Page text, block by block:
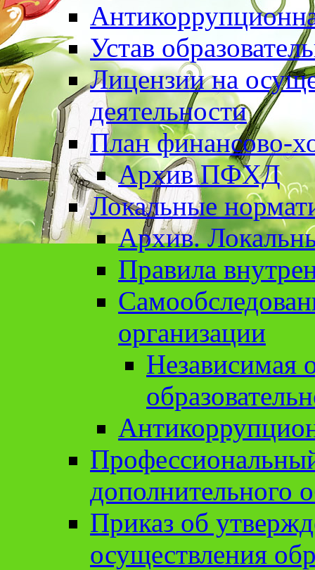
Устав
Лицензии на
деятельности
План финансово-
Архив ПФХД
Локальные
Архив.
Правила
организации
Независимая
дополнительного
Приказ об
осуществления